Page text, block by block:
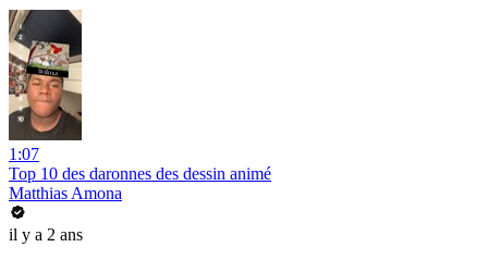
1:07
Top 10 des daronnes des dessin animé
Matthias Amona
il y a 2 ans